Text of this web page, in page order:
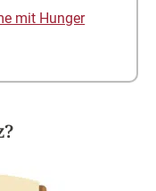
mit Hunger